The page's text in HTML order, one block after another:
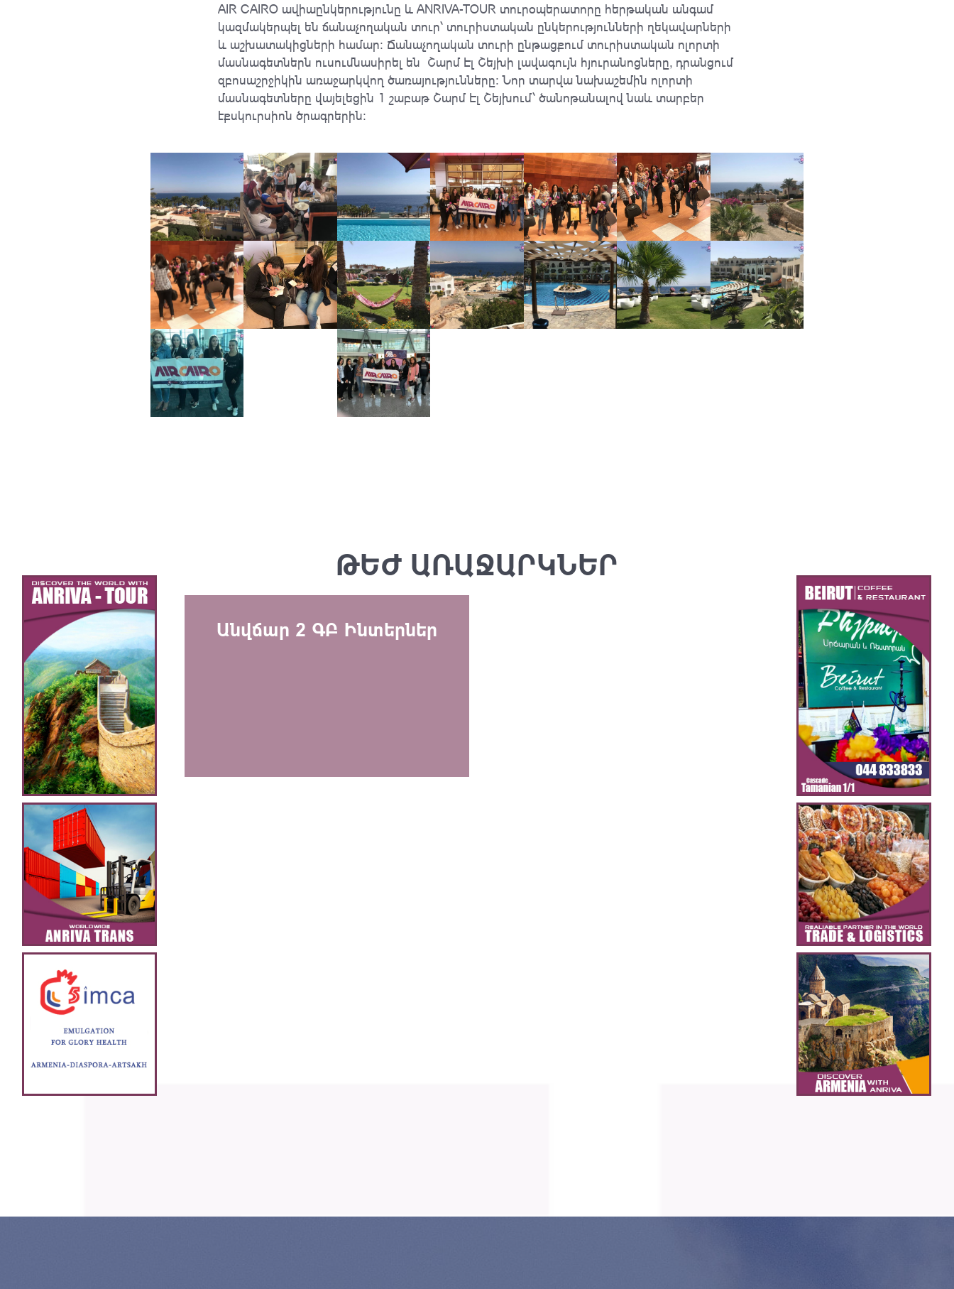
AIR CAIRO ավիաընկերությունը և ANRIVA-TOUR տուրօպերատորը հերթական անգամ
կազմակերպել են ճանաչողական տուր՝ տուրիստական ընկերությունների ղեկավարների
և աշխատակիցների համար: Ճանաչողական տուրի ընթացքում տուրիստական ոլորտի
մասնագետներն ուսումնասիրել են Շարմ Էլ Շեյխի լավագույն հյուրանոցները, դրանցում
զբոսաշրջիկին առաջարկվող ծառայությունները։ Նոր տարվա նախաշեմին ոլորտի
մասնագետները վայելեցին 1 շաբաթ Շարմ Էլ Շեյխում՝ ծանոթանալով նաև տարբեր
էքսկուրսիոն ծրագրերին։
ԹԵԺ ԱՌԱՋԱՐԿՆԵՐ
Անվճար 2 ԳԲ Ինտերներ